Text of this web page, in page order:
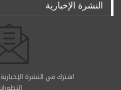
النشرة الإخبارية
اشترك في النشرة